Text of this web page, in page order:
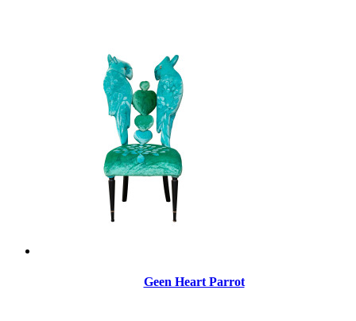
Geen Heart Parrot